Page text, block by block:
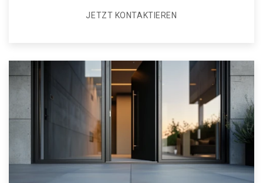
JETZT KONTAKTIEREN